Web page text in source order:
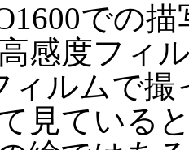
での描
感度フィ
ィルムで
見ている